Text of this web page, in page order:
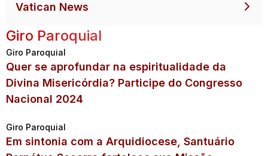
Vatican News
Giro Paroquial
Giro Paroquial
Quer se aprofundar na espiritualidade da
Divina Misericórdia? Participe do Congresso
Nacional 2024
Giro Paroquial
Em sintonia com a Arquidiocese, Santuário